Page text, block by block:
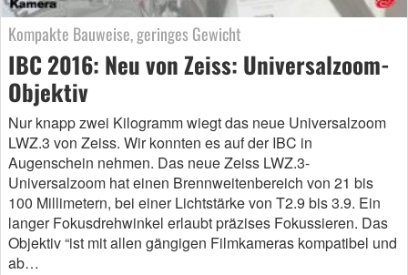
Kompakte Bauweise, geringes Gewicht
IBC 2016: Neu von Zeiss: Universalzoom-
Objektiv
Nur knapp zwei Kilogramm wiegt das neue Universalzoom
LWZ.3 von Zeiss. Wir konnten es auf der IBC in
Augenschein nehmen. Das neue Zeiss LWZ.3-
Universalzoom hat einen Brennweitenbereich von 21 bis
100 Millimetern, bei einer Lichtstärke von T2.9 bis 3.9. Ein
langer Fokusdrehwinkel erlaubt präzises Fokussieren. Das
Objektiv “ist mit allen gängigen Filmkameras kompatibel und
ab…